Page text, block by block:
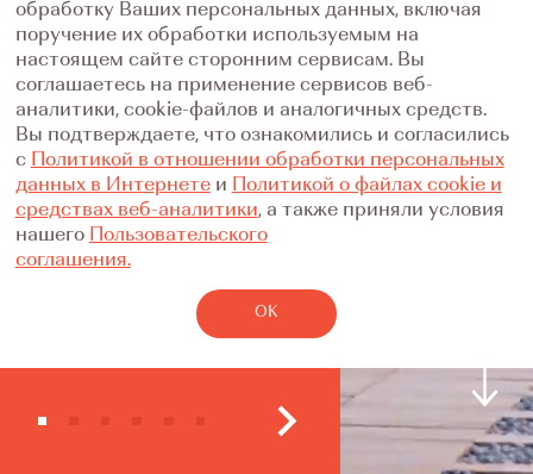
обработку Ваших персональных данных, включая
поручение их обработки используемым на
настоящем сайте сторонним сервисам. Вы
соглашаетесь на применение сервисов веб-
аналитики, cookie-файлов и аналогичных средств.
Вы подтверждаете, что ознакомились и согласились
с
Политикой в отношении обработки персональных
данных в Интернетеи
Политикой о файлах cookie и
средствах веб-аналитики, а также приняли условия
нашего
Пользовательского
соглашения.
ОК
homecity –